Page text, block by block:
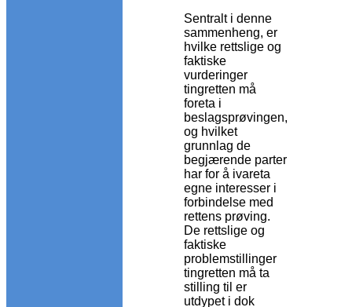
Sentralt i denne
sammenheng, er
hvilke rettslige og
faktiske
vurderinger
tingretten må
foreta i
beslagsprøvingen,
og hvilket
grunnlag de
begjærende parter
har for å ivareta
egne interesser i
forbindelse med
rettens prøving.
De rettslige og
faktiske
problemstillinger
tingretten må ta
stilling til er
utdypet i dok